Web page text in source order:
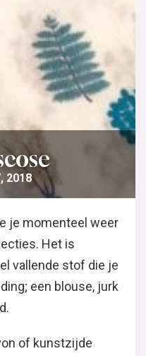
2018
je momenteel weer
Het is
vallende stof die je
een blouse, jurk
of kunstzijde